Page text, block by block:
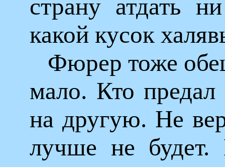
страну атдать
какой кусок
Фюрер тоже
мало. Кто
на другую. Не
лучше не